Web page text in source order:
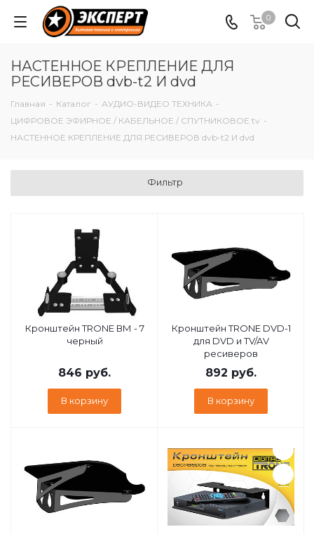
0
НАСТЕННОЕ КРЕПЛЕНИЕ ДЛЯ
РЕСИВЕРОВ dvb-t2 И dvd
Главная - Каталог - АУДИО-ВИДЕО ТЕХНИКА -
ЦИФРОВОЕ ЭФИРНОЕ / КАБЕЛЬНОЕ / СПУТНИКОВОЕ tv -
НАСТЕННОЕ КРЕПЛЕНИЕ ДЛЯ РЕСИВЕРОВ dvb-t2 И dvd
Фильтр
Кронштейн TRONE ВМ - 7
черный
846 руб.
В корзину
Кронштейн TRONE DVD-1
для DVD и TV/AV
ресиверов
892 руб.
В корзину